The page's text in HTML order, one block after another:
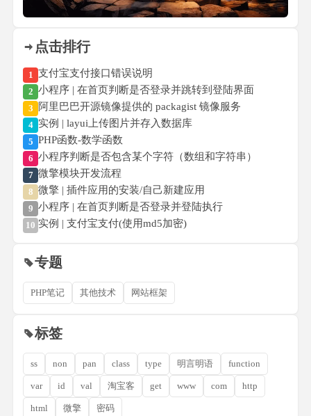
点击排行
1 支付宝支付接口错误说明
2 小程序 | 在首页判断是否登录并跳转到登陆界面
3 阿里巴巴开源镜像提供的 packagist 镜像服务
4 实例 | layui上传图片并存入数据库
5 PHP函数-数学函数
6 小程序判断是否包含某个字符（数组和字符串）
7 微擎模块开发流程
8 微擎 | 插件应用的安装/自己新建应用
9 小程序 | 在首页判断是否登录并登陆执行
10 实例 | 支付宝支付(使用md5加密)
专题
PHP笔记 其他技术 网站框架
标签
ss non pan class type 明言明语 function
var id val 淘宝客 get www com http
html 微擎 密码